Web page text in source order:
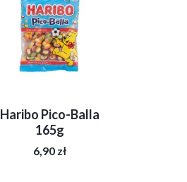
Haribo Pico-Balla
165g
6,90 zł